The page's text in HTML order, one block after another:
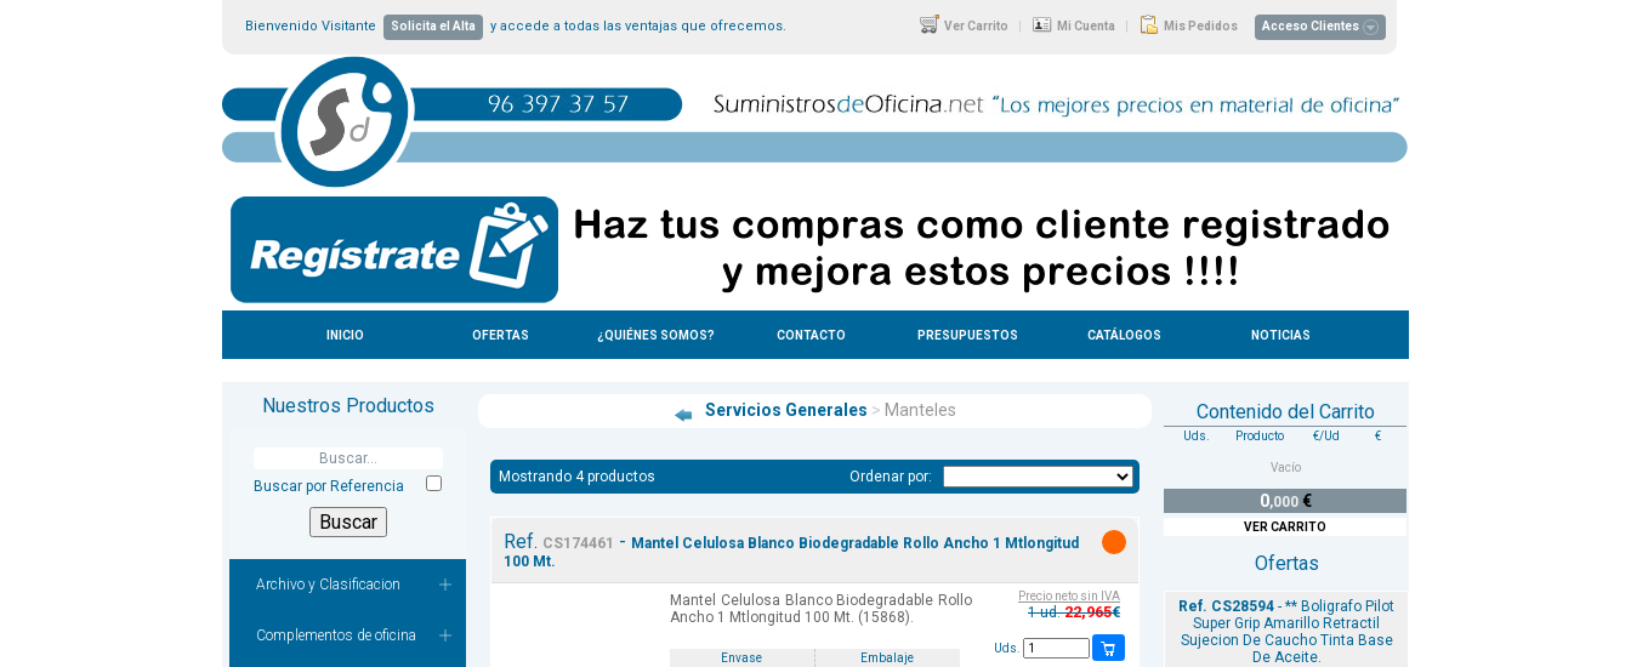
Bienvenido Visitante Solicita el Alta y accede a todas las ventajas que ofrecemos. Ver Carrito | Mi Cuenta | Mis Pedidos Acceso Clientes
INICIO OFERTAS ¿QUIÉNES SOMOS? CONTACTO PRESUPUESTOS CATÁLOGOS NOTICIAS
Nuestros Productos
Buscar por Referencia
Archivo y Clasificacion
Complementos de oficina
Servicios Generales > Manteles
Mostrando 4 productos Ordenar por:
Ref. CS174461 - Mantel Celulosa Blanco Biodegradable Rollo Ancho 1 Mtlongitud
100 Mt.
Mantel Celulosa Blanco Biodegradable Rollo
Ancho 1 Mtlongitud 100 Mt. (15868).
Envase
Embalaje
Precio neto sin IVA
1 ud.22,965€
Uds.
Contenido del Carrito
Uds. Producto €/Ud €
Vacío
0,000€
VER CARRITO
Ofertas
Ref. CS28594 - ** Boligrafo Pilot
Super Grip Amarillo Retractil
Sujecion De Caucho Tinta Base
De Aceite.